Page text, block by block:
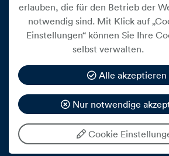
Impressum
Widerrufsbelehrung
Medienfreiheitsgesetz
Barrierefreiheitserklärung
Hinweisgeberschutz
Mein Konto
© 2026 eww ag
erlauben, die für den Betrieb der
notwendig sind. Mit Klick auf
Einstellungen“ können Sie Ihre
selbst verwalten.
Alle akzeptieren
Nur notwendige
Cookie